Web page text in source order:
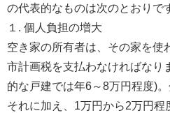
の代表的なものは次のとおりで
１. 個人負担の増大
空き家の所有者は、その家を使
市計画税を支払わなければなり
的な戸建では年6～8万円程度)
それに加え、1万円から2万円